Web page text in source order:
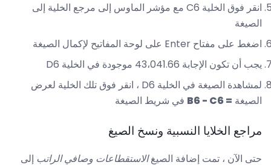
انقر فوق الخلية C6 مع ​​مؤشر الماوس إلى مرجع الخلية إلى
الصيغة
اضغط على مفتاح Enter على لوحة المفاتيح لإكمال الصيغة
يجب أن تكون الإجابة 43،041.66 موجودة في الخلية D6
لمشاهدة الصيغة في الخلية D6 ، انقر فوق تلك الخلية لعرض
الصيغة = B6 - C6 في شريط الصيغة
مراجع الخلايا النسبية ونسخ الصيغ
حتى الآن ، تمت إضافة الصيغالاستقطاعات وصافي الراتب إلى